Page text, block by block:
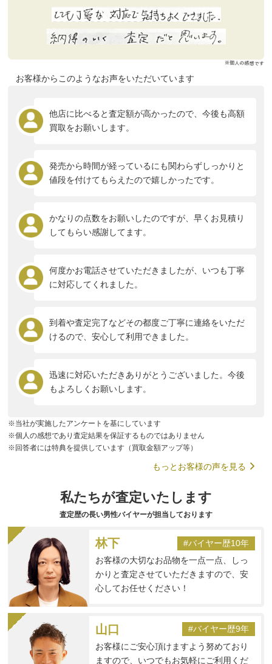
お客様からこのようなお声をいただいています
他店に比べると査定額が高かったので、今後も高額
買取をお願いします。
発売から時間が経っているにも関わらずしっかりと
値段を付けてもらえたので嬉しかったです。
かなりの点数をお願いしたのですが、早くお見積り
してもらい感謝してます。
何度かお電話させていただきましたが、いつも丁寧
に対応してくれました。
到着や査定完了などその都度ご丁寧に連絡をいただ
けるので、安心して利用できました。
迅速に対応いただきありがとうございました。今後
もよろしくお願いします。
※当社が実施したアンケートを基にしています
※個人の感想であり査定結果を保証するものではありません
※回答者には特典を提供しています（買取金額アップ等）
もっとお客様の声を見る
私たちが査定いたします
査定歴の長い男性バイヤーが担当しております
林下
#バイヤー歴10年
お客様の大切なお品物を一点一点、しっ
かりと査定させていただきますので、安
心してお任せください！
山口
#バイヤー歴9年
お客様にご安心頂けますよう努めており
ますので、いつでもお気軽にご利用くだ